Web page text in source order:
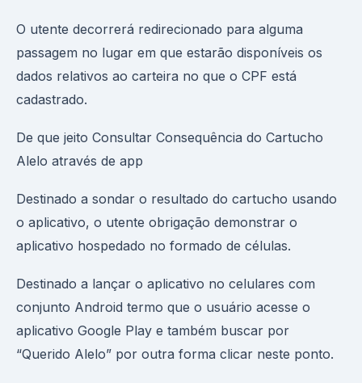
O utente decorrerá redirecionado para alguma
passagem no lugar em que estarão disponíveis os
dados relativos ao carteira no que o CPF está
cadastrado.
De que jeito Consultar Consequência do Cartucho
Alelo através de app
Destinado a sondar o resultado do cartucho usando
o aplicativo, o utente obrigação demonstrar o
aplicativo hospedado no formado de células.
Destinado a lançar o aplicativo no celulares com
conjunto Android termo que o usuário acesse o
aplicativo Google Play e também buscar por
“Querido Alelo” por outra forma clicar neste ponto.